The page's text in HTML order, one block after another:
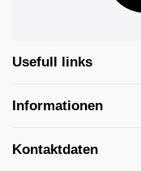
Usefull links
Informationen
Kontaktdaten